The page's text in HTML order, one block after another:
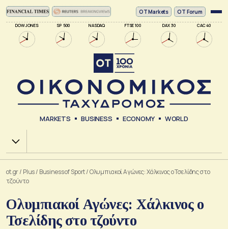
DOW JONES SP 500 NASDAQ FTSE 100 DAX 30 CAC 40
ΟΤ Markets OT Forum
MARKETS BUSINESS ECONOMY WORLD
Χ.Α.
ot.gr/ Plus/ Business of Sport/Ολυμπιακοί Αγώνες: Χάλκινος ο Τσελίδης στο
τζούντο
Ολυμπιακοί Αγώνες: Χάλκινος ο
Τσελίδης στο τζούντο